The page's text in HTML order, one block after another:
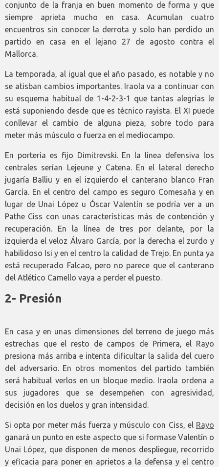
conjunto de la franja en buen momento de forma y que
siempre aprieta mucho en casa. Acumulan cuatro
encuentros sin conocer la derrota y solo han perdido un
partido en casa en el lejano 27 de agosto contra el
Mallorca.
La temporada, al igual que el año pasado, es notable y no
se atisban cambios importantes. Iraola va a continuar con
su esquema habitual de 1-4-2-3-1 que tantas alegrías le
está suponiendo desde que es técnico rayista. El XI puede
conllevar el cambio de alguna pieza, sobre todo para
meter más músculo o fuerza en el mediocampo.
En portería es fijo Dimitrevski. En la línea defensiva los
centrales serían Lejeune y Catena. En el lateral derecho
jugaría Balliu y en el izquierdo el canterano blanco Fran
García. En el centro del campo es seguro Comesaña y en
lugar de Unai López u Óscar Valentín se podría ver a un
Pathe Ciss con unas características más de contención y
recuperación. En la línea de tres por delante, por la
izquierda el veloz Álvaro García, por la derecha el zurdo y
habilidoso Isi y en el centro la calidad de Trejo. En punta ya
está recuperado Falcao, pero no parece que el canterano
del Atlético Camello vaya a perder el puesto.
2- Presión
En casa y en unas dimensiones del terreno de juego más
estrechas que el resto de campos de Primera, el Rayo
presiona más arriba e intenta dificultar la salida del cuero
del adversario. En otros momentos del partido también
será habitual verlos en un bloque medio. Iraola ordena a
sus jugadores que se desempeñen con agresividad,
decisión en los duelos y gran intensidad.
Si opta por meter más fuerza y músculo con Ciss, el Rayo
ganará un punto en este aspecto que si formase Valentín o
Unai López, que disponen de menos despliegue, recorrido
y eficacia para poner en aprietos a la defensa y el centro